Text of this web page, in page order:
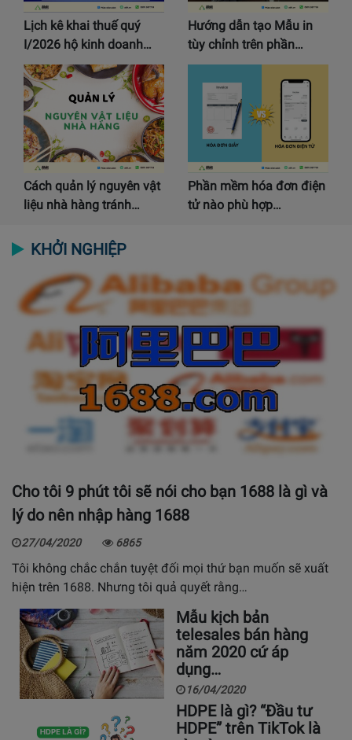
Lịch kê khai thuế quý
I/2026 hộ kinh doanh…
Hướng dẫn tạo Mẫu in
tùy chỉnh trên phần…
Cách quản lý nguyên vật
liệu nhà hàng tránh…
Phần mềm hóa đơn điện
tử nào phù hợp…
KHỞI NGHIỆP
Cho tôi 9 phút tôi sẽ nói cho bạn 1688 là gì và
lý do nên nhập hàng 1688
27/04/2020 6865
Tôi không chắc chắn tuyệt đối mọi thứ bạn muốn sẽ xuất
hiện trên 1688. Nhưng tôi quả quyết rằng…
Mẫu kịch bản
telesales bán hàng
năm 2020 cứ áp
dụng…
16/04/2020
HDPE là gì? “Đầu tư
HDPE” trên TikTok là